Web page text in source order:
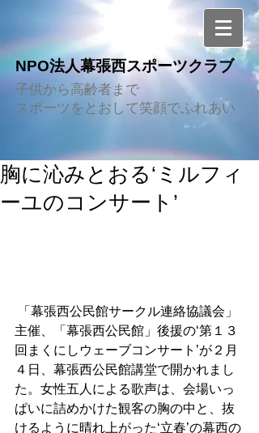
NPO法人幕張西スポーツクラブ
子供から高齢者まで
スポーツをとおして笑顔でふれあい
胸に沁みとおる‘ミルフィ
ーユのコンサート’
主催、「幕張西公民館」後援の‘第１３
回まくにしウェーブコンサート’が２月
４日、幕張西公民館講堂で開かれまし
た。女性五人による歌声は、会場いっ
ぱいに詰めかけた観客の胸の中と、抜
けるように晴れ上がった‘立春’の幕西の